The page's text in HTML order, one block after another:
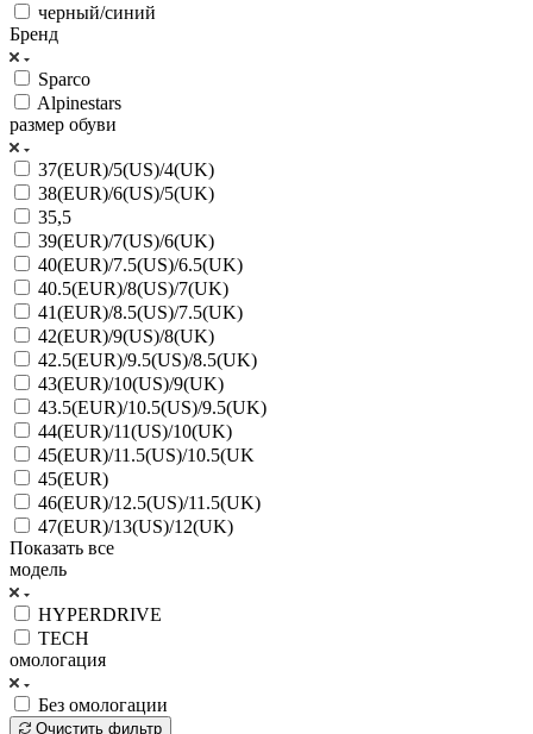
черный/синий
Бренд
Sparco
Alpinestars
размер обуви
37(EUR)/5(US)/4(UK)
38(EUR)/6(US)/5(UK)
35,5
39(EUR)/7(US)/6(UK)
40(EUR)/7.5(US)/6.5(UK)
40.5(EUR)/8(US)/7(UK)
41(EUR)/8.5(US)/7.5(UK)
42(EUR)/9(US)/8(UK)
42.5(EUR)/9.5(US)/8.5(UK)
43(EUR)/10(US)/9(UK)
43.5(EUR)/10.5(US)/9.5(UK)
44(EUR)/11(US)/10(UK)
45(EUR)/11.5(US)/10.5(UK
45(EUR)
46(EUR)/12.5(US)/11.5(UK)
47(EUR)/13(US)/12(UK)
Показать все
модель
HYPERDRIVE
TECH
омологация
Без омологации
Очистить фильтр